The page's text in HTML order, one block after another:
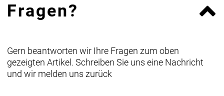
Fragen?
Gern beantworten wir Ihre Fragen zum oben
gezeigten Artikel. Schreiben Sie uns eine Nachricht
und wir melden uns zurück